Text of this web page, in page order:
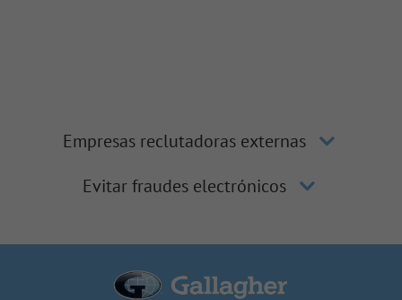
Empresas reclutadoras externas
Evitar fraudes electrónicos